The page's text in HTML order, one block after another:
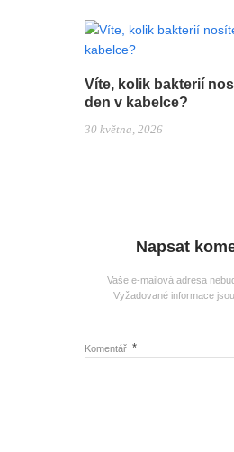
Víte, kolik bakterií
den v kabelce?
30 května, 2026
Napsat
Vaše e-mailová adresa
Vyžadované informace
Komentář *